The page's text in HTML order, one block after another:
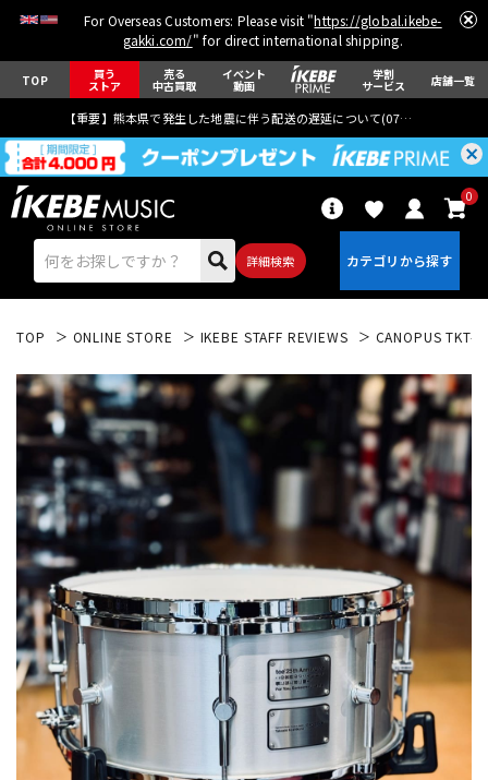
For Overseas Customers: Please visit "https://global.ikebe-
gakki.com/" for direct international shipping.
TOP 買う
ストア
売る
中古買取
イベント
動画
学割
サービス 店舗一覧
【重要】熊本県で発生した地震に伴う配送の遅延について(07月29日
詳細検索
0
エレキギター アコギ/エレアコ
ベース ウクレレ
ドラム パーカッション
キーボード 電子ピアノ
管楽器 その他楽器
TOP ONLINE STORE IKEBE STAFF REVIEWS CANOPUS